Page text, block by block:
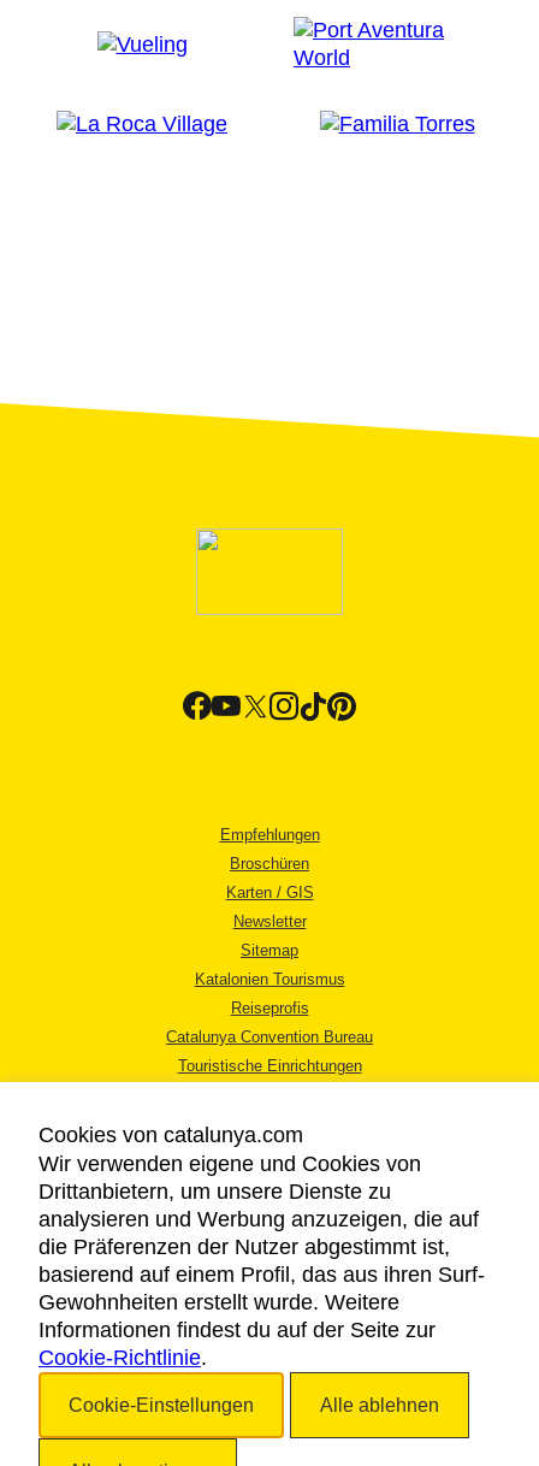
Empfehlungen
Broschüren
Karten / GIS
Newsletter
Sitemap
Katalonien Tourismus
Reiseprofis
Catalunya Convention Bureau
Touristische Einrichtungen
RECHTLICHER HINWEIS
DATENSCHUTZICHTLINIE
COOKIES
BARRIEREFREIHEIT
Cookies von catalunya.com
Wir verwenden eigene und Cookies von
Drittanbietern, um unsere Dienste zu
analysieren und Werbung anzuzeigen, die auf
die Präferenzen der Nutzer abgestimmt ist,
basierend auf einem Profil, das aus ihren Surf-
Gewohnheiten erstellt wurde. Weitere
Informationen findest du auf der Seite zur
Cookie-Richtlinie.
Cookie-Einstellungen Alle ablehnen